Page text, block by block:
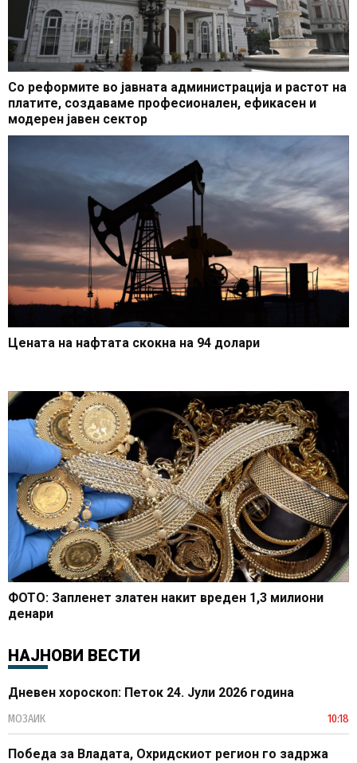
Со реформите во јавната администрација и растот на
платите, создаваме професионален, ефикасен и
модерен јавен сектор
Цената на нафтата скокна на 94 долари
ФОТО: Запленет златен накит вреден 1,3 милиони
денари
НАЈНОВИ ВЕСТИ
Дневен хороскоп: Петок 24. Јули 2026 година
МОЗАИК 10:18
Победа за Владата, Охридскиот регион го задржа